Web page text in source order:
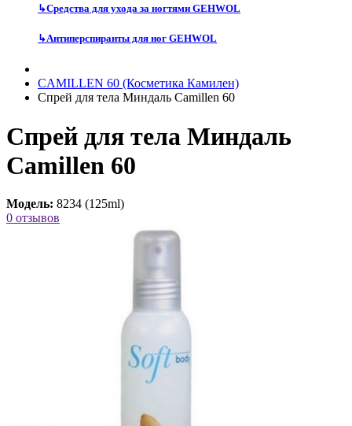
↳Средства для ухода за ногтями GEHWOL
↳Антиперспиранты для ног GEHWOL
CAMILLEN 60 (Косметика Камилен)
Спрей для тела Миндаль Camillen 60
Спрей для тела Миндаль
Camillen 60
Модель: 8234 (125ml)
0 отзывов